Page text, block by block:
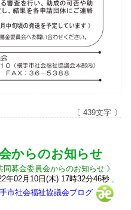
〔 439文字 〕
からのお知らせ
同募金委員会からのお知らせ
年02月10日(木) 17時32分46秒 ,
市社会福祉協議会ブログ